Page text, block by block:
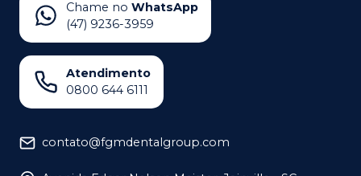
Chame no WhatsApp
(47) 9236-3959
Atendimento
0800 644 6111
contato@fgmdentalgroup.com